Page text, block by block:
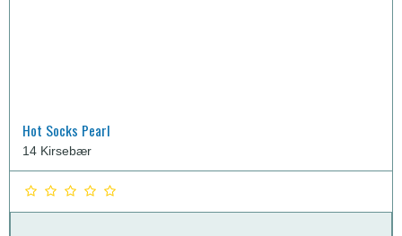
Hot Socks Pearl
14 Kirsebær